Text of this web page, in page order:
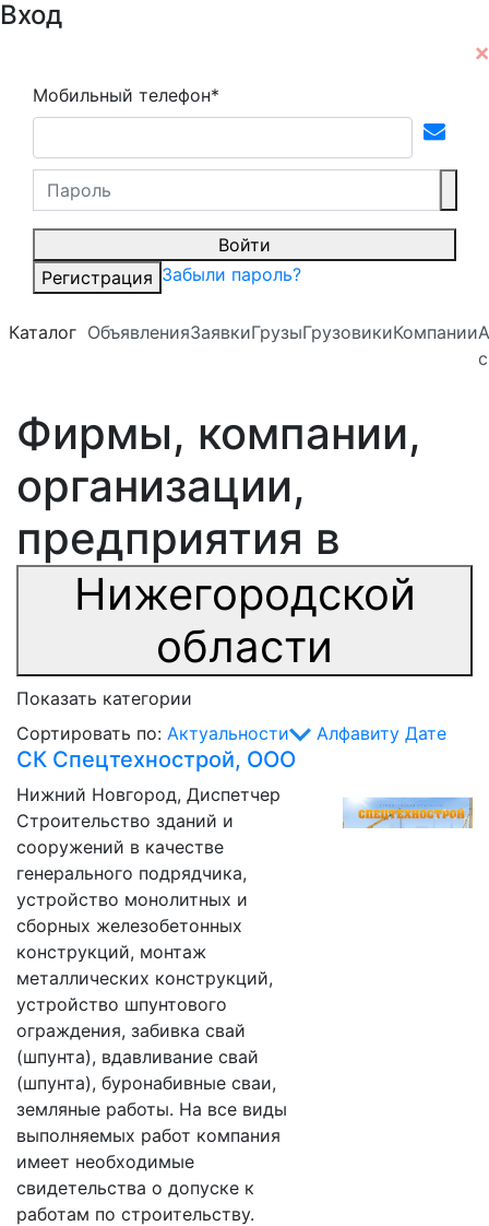
Вход
Мобильный телефон*
Войти
Регистрация Забыли пароль?
Каталог ОбъявленияЗаявкиГрузыГрузовикиКомпании
Фирмы, компании,
организации,
предприятия в
Нижегородской
области
Показать категории
Сортировать по: Актуальности Алфавиту Дате
СК Спецтехнострой, ООО
Нижний Новгород, Диспетчер
Строительство зданий и
сооружений в качестве
генерального подрядчика,
устройство монолитных и
сборных железобетонных
конструкций, монтаж
металлических конструкций,
устройство шпунтового
ограждения, забивка свай
(шпунта), вдавливание свай
(шпунта), буронабивные сваи,
земляные работы. На все виды
выполняемых работ компания
имеет необходимые
свидетельства о допуске к
работам по строительству.